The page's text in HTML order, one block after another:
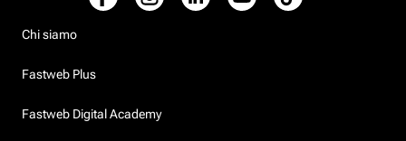
Chi siamo
Fastweb Plus
Fastweb Digital Academy